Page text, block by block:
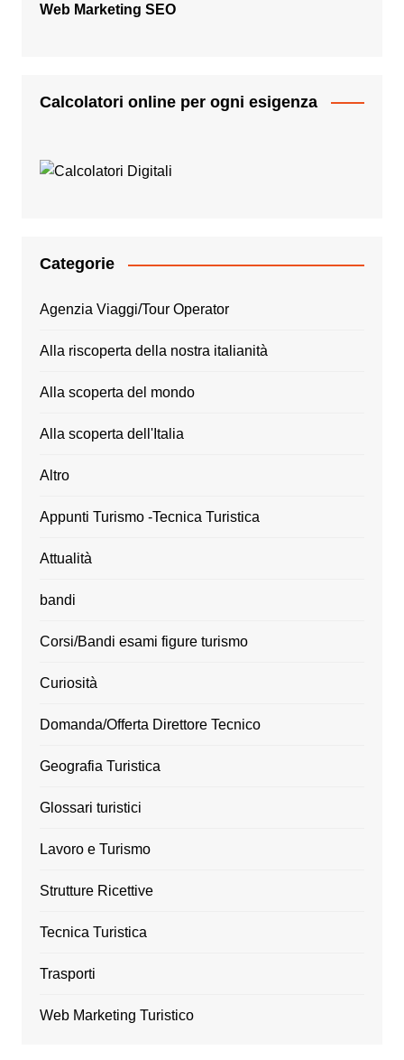
Web Marketing SEO
Calcolatori online per ogni esigenza
Categorie
Agenzia Viaggi/Tour Operator
Alla riscoperta della nostra italianità
Alla scoperta del mondo
Alla scoperta dell'Italia
Altro
Appunti Turismo -Tecnica Turistica
Attualità
bandi
Corsi/Bandi esami figure turismo
Curiosità
Domanda/Offerta Direttore Tecnico
Geografia Turistica
Glossari turistici
Lavoro e Turismo
Strutture Ricettive
Tecnica Turistica
Trasporti
Web Marketing Turistico